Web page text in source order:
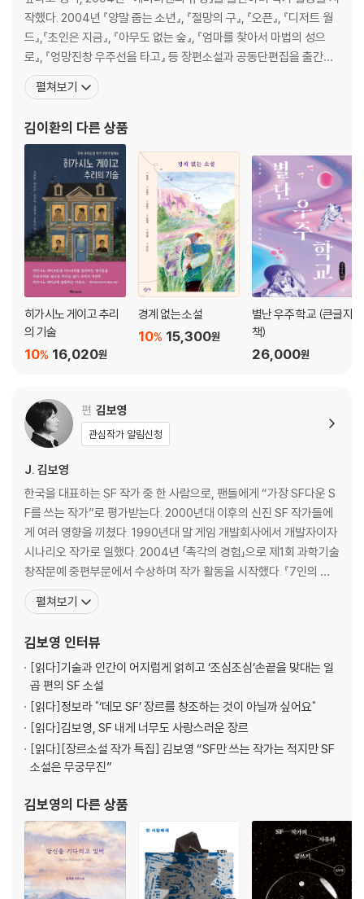
작했다. 2004년 『양말 줍는 소년』, 『절망의 구』, 『오픈』, 『디저트 월
드』,『초인은 지금』, 『아무도 없는 숲』, 『엄마를 찾아서 마법의 성으
로』, 『엉망진창 우주선을 타고』 등 장편소설과 공동단편집을 출간했
다. 2021년 조선스팀펑크연작선 『기기인 도로』를 함께 썼다. 2009
년 멀티문학상, 2011년 젊은작가상 우수상, 2017년 SF 어워드 장편
서 출간되었
펼쳐보기
김이환의 다른 상품
히가시노 게이고 추리
의 기술
16,020원
10%
경계 없는 소설
15,300원
10%
별난 우주 학교 (큰글자
책)
26,000원
편 김보영
관심작가 알림신청
J. 김보영
한국을 대표하는 SF 작가 중 한 사람으로, 팬들에게 “가장 SF다운 S
F를 쓰는 작가”로 평가받는다. 2000년대 이후의 신진 SF 작가들에
게 여러 영향을 끼쳤다. 1990년대 말 게임 개발회사에서 개발자이자
시나리오 작가로 일했다. 2004년 「촉각의 경험」으로 제1회 과학기술
창작문예 중편부문에서 수상하며 작가 활동을 시작했다. 『7인의 집
행관』으로 제1회 SF 어워드 장편부문 대상, 「세상에서 가장 빠른 사
람」으로 제2회 SF 어워드 중단편부문 우수상, 「얼마나 닮았는가」로
위원을 역임했고, 영화 [설
펼쳐보기
김보영 인터뷰
[읽다]기술과 인간이 어지럽게 얽히고 ‘조심조심’손끝을 맞대는 일
곱 편의 SF 소설
[읽다]정보라 "‘데모 SF’ 장르를 창조하는 것이 아닐까 싶어요"
[읽다]김보영, SF 내게 너무도 사랑스러운 장르
[읽다][장르소설 작가 특집] 김보영 “SF만 쓰는 작가는 적지만 SF
소설은 무궁무진”
김보영의 다른 상품